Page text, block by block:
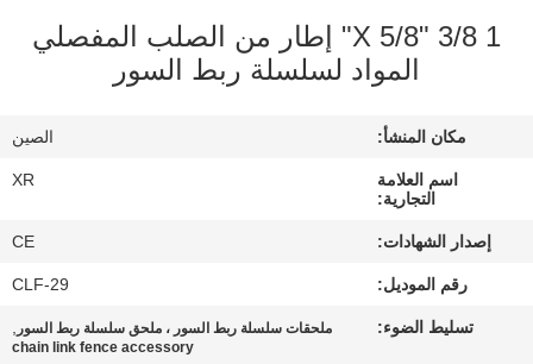
في
مراقبة
الجودة
1 3/8 "X 5/8" إطار من الصلب المفصلي
المواد لسلسلة ربط السور
مكان المنشأ: الصين
اسم العلامة
التجارية:
XR
إصدار الشهادات: CE
رقم الموديل: CLF-29
تسليط الضوء: ملحقات سلسلة ربط السور ، ملحق سلسلة ربط السور ,
chain link fence accessory